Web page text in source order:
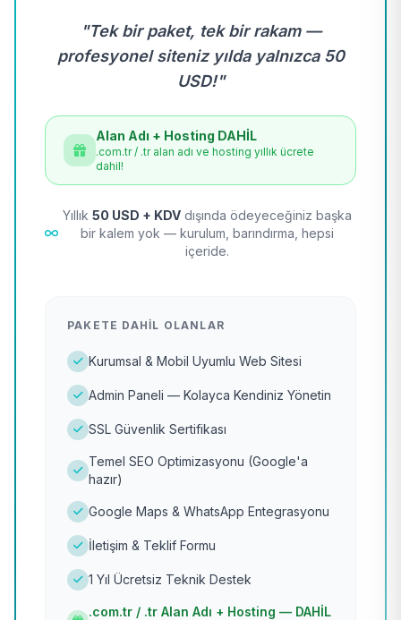
"Tek bir paket, tek bir rakam —
profesyonel siteniz yılda yalnızca 50
USD!"
Alan Adı + Hosting DAHİL
.com.tr / .tr alan adı ve hosting yıllık ücrete
dahil!
Yıllık 50 USD + KDV dışında ödeyeceğiniz başka
bir kalem yok — kurulum, barındırma, hepsi
içeride.
PAKETE DAHIL OLANLAR
Kurumsal & Mobil Uyumlu Web Sitesi
Admin Paneli — Kolayca Kendiniz Yönetin
SSL Güvenlik Sertifikası
Temel SEO Optimizasyonu (Google'a
hazır)
Google Maps & WhatsApp Entegrasyonu
İletişim & Teklif Formu
1 Yıl Ücretsiz Teknik Destek
.com.tr / .tr Alan Adı + Hosting — DAHİL